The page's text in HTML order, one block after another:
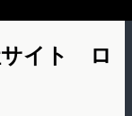
サイト ロ